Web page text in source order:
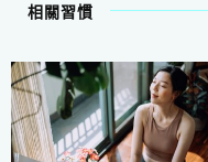
相關習慣